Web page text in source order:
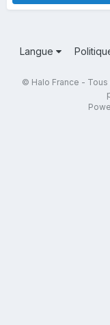
Langue
© Halo France -